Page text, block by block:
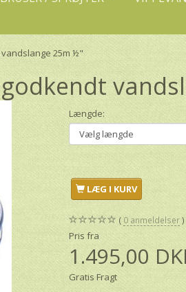
25m ½"
Længde:
LÆG I KURV
0 anmeldelser
Pris fra
1.495,00
Gratis Fragt